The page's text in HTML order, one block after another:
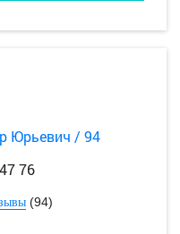
Юрьевич / 94
76
(94)